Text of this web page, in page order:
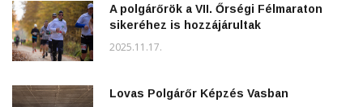
A polgárőrök a VII. Őrségi Félmaraton
sikeréhez is hozzájárultak
2025.11.17.
Lovas Polgárőr Képzés Vasban